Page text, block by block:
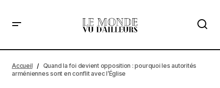
arméniennes sont en conflit avec l’Église
Accueil
Quand la foi devient opposition : pourquoi les autorités
arméniennes sont en conflit avec l’Église